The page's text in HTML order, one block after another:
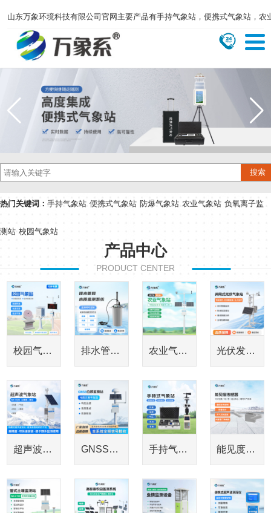
山东万象环境科技有限公司官网主要产品有手持气象站，便携式气象站，
热门关键词： 手持气象站 便携式气象站 防爆气象站 农业气象站 负氧离子监
测站 校园气象站
产品中心
PRODUCT CENTER
校园气象站 排水管网水质监测系统 农业气象站 光伏发电环境监测站
超声波气象站 GNSS位移监测站 手持气象站 能见度传感器